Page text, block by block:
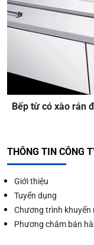
Bếp từ có xào rán
THÔNG TIN CÔNG
Giới thiệu
Tuyển dụng
Chương trình khuyến
Phương châm bán